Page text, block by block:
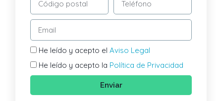
He leído y acepto elAviso Legal
He leído y acepto la Política de Privacidad
Enviar